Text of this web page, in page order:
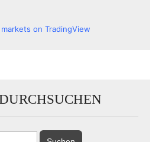
markets on TradingView